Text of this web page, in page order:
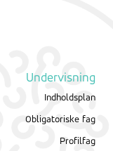
Undervisning
Indholdsplan
Obligatoriske fag
Profilfag